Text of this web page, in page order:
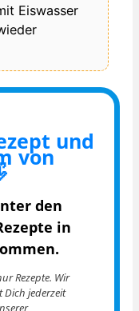
Eiswasser
und
von
den
in
Rezepte. Wir
Dich jederzeit